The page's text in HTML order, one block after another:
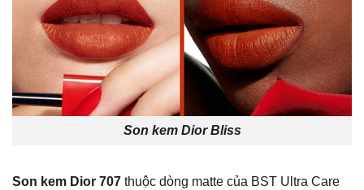
Son kem Dior Bliss
Son kem Dior 707 thuộc dòng matte của BST Ultra Care